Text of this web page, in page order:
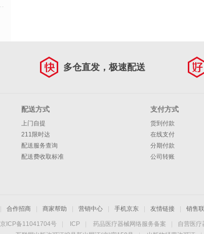
多仓直发，极速配送
配送方式
上门自提
211限时达
配送服务查询
配送费收取标准
支付方式
货到付款
在线支付
分期付款
公司转账
合作招商 商家帮助 营销中心 手机京东 友情链接 销售
京ICP备11041704号 ICP 药品医疗器械网络服务备案 自营医疗